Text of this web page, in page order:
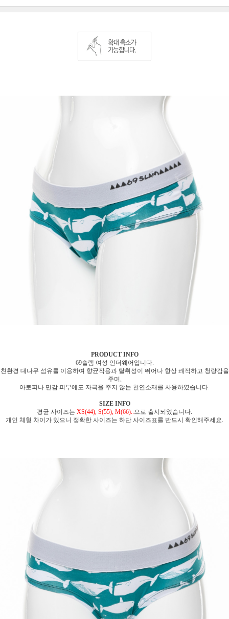
PRODUCT INFO
69슬램 여성 언더웨어입니다.
친환경 대나무 섬유를 이용하여 향균작용과 탈취성이 뛰어나 항상 쾌적하고 청량감을
주며,
아토피나 민감 피부에도 자극을 주지 않는 천연소재를 사용하였습니다.
SIZE INFO
평균 사이즈는 XS(44), S(55), M(66)..으로 출시되었습니다.
개인 체형 차이가 있으니 정확한 사이즈는 하단 사이즈표를 반드시 확인해주세요.